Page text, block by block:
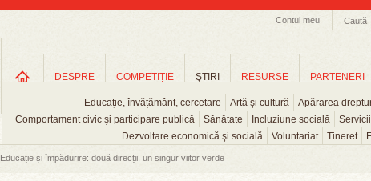
Caută
Contul meu
DESPRE COMPETIȚIE ŞTIRI
Educație, învățământ, cercetare Artă şi cultură
Apărarea
Comportament civic şi participare publică
Sănătate Incluziune socială
Dezvoltare economică şi socială
Voluntariat Tineret
RESURSE PARTENERI
Educație și împădurire: două direcții, un singur viitor verde